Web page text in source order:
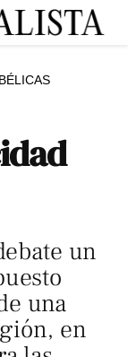
un
una
en